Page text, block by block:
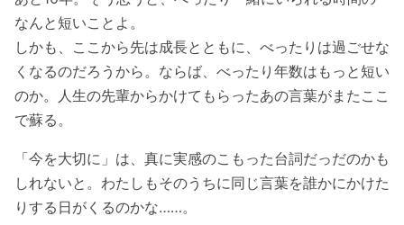
なんと短いことよ。
しかも、ここから先は成長とともに、べったりは過ごせな
くなるのだろうから。ならば、べったり年数はもっと短い
のか。人生の先輩からかけてもらったあの言葉がまたここ
で蘇る。
「今を大切に」は、真に実感のこもった台詞だっだのかも
しれないと。わたしもそのうちに同じ言葉を誰かにかけた
りする日がくるのかな……。